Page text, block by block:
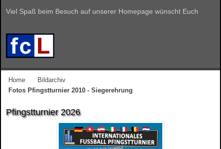
Viel Spaß beim Besuch auf unserer Homepage wünscht Euch
Home
Bildarchiv
Fotos Pfingstturnier 2010 - Siegerehrung
Pfingstturnier 2026